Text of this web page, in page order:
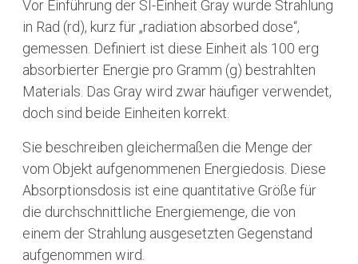
Vor Einführung der SI-Einheit Gray wurde Strahlung
in Rad (rd), kurz für „radiation absorbed dose“,
gemessen. Definiert ist diese Einheit als 100 erg
absorbierter Energie pro Gramm (g) bestrahlten
Materials. Das Gray wird zwar häufiger verwendet,
doch sind beide Einheiten korrekt.
Sie beschreiben gleichermaßen die Menge der
vom Objekt aufgenommenen Energiedosis. Diese
Absorptionsdosis ist eine quantitative Größe für
die durchschnittliche Energiemenge, die von
einem der Strahlung ausgesetzten Gegenstand
aufgenommen wird.